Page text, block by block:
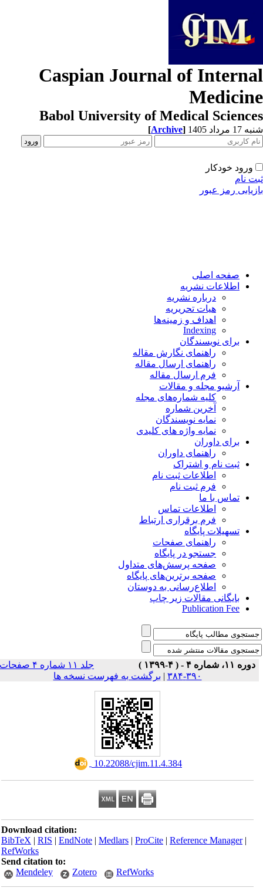
Caspian Journal of
Babol University of Medical
مرداد 1405 [Archive]
ورود خودکار
نام
رمز عبور
صفحه اصلی
اطلاعات نشریه
درباره نشریه
هیات تحریریه
اهداف و زمینه‌ها
Indexing
برای نویسندگان
راهنمای نگارش مقاله
راهنمای ارسال مقاله
فرم ارسال مقاله
آرشیو مجله و مقالات
کلیه شماره‌های مجله
آخرین شماره
نمایه نویسندگان
نمایه واژه های کلیدی
برای داوران
راهنمای داوران
ثبت نام و اشتراک
اطلاعات ثبت نام
فرم ثبت نام
تماس با ما
اطلاعات تماس
فرم برقراری ارتباط
تسهیلات پایگاه
راهنمای صفحات
جستجو در پایگاه
صفحه پرسش‌های متداول
صفحه برترین‌های پایگاه
اطلاع‌رسانی به دوستان
بایگانی مقالات زیر چاپ
Publication Fee
دوره ۱۱، شماره ۴ - ( ۴-۱۳۹۹ )
جلد ۱۱ شماره ۴ صفحات
۳۹۰-۳۸۴
|برگشت به فهرست نسخه ها
‎ 10.22088/cjim.11.4.384
Download citation:
BibTeX|RIS|EndNote|Medlars|ProCite|Reference Manager
RefWorks
Send citation to:
Mendeley
Zotero RefWorks